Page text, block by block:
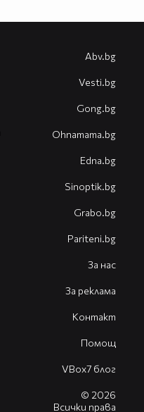
Abv.bg
Vesti.bg
Gong.bg
Оhnamama.bg
Edna.bg
Sinoptik.bg
Grabo.bg
Pariteni.bg
За нас
За реклама
Контакт
Помощ
VBox7 блог
© 2026
Всички права